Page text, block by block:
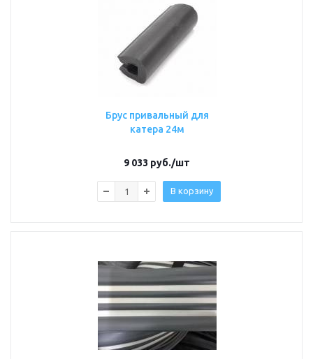
Брус привальный для
катера 24м
9 033 руб./шт
В корзину